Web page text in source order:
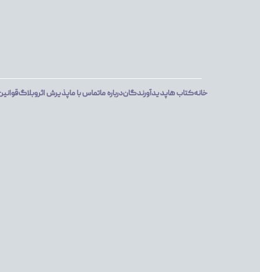
خانهکتاب هاپدیدآورندگاندرباره ماتماس با ماپذیرش اثروبلاگ